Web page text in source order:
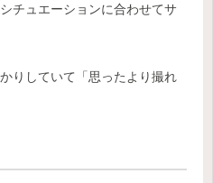
チュエーションに合わせてサ
りしていて「思ったより撮れ